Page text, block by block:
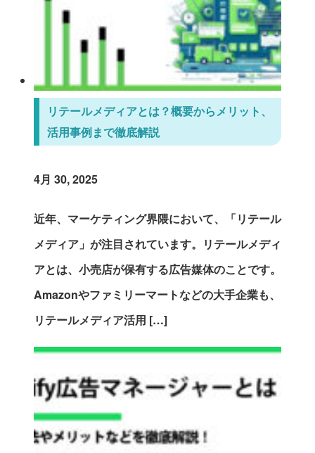
リテールメディアとは？概要からメリット、
活用事例まで徹底解説
4月 30, 2025
近年、マーケティング界隈において、「リテール
メディア」が注目されています。リテールメディ
アとは、小売店が保有する広告媒体のことです。
Amazonやファミリーマートなどの大手企業も、
リテールメディア活用 […]